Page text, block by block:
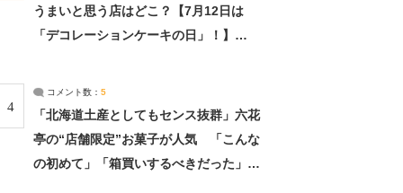
うまいと思う店はどこ？【7月12日は
「デコレーションケーキの日」！】
4
コメント数： 5
「北海道土産としてもセンス抜群」六花
亭の“店舗限定”お菓子が人気 「こんな
の初めて」「箱買いするべきだった」